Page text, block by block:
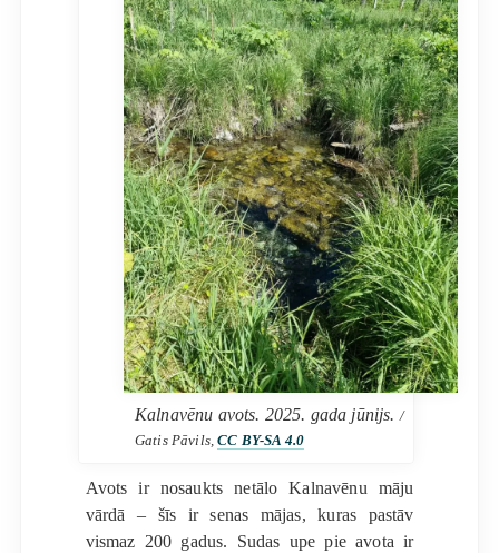
Kalnavēnu avots. 2025. gada jūnijs. /
Gatis Pāvils,CC BY-SA 4.0
Avots ir nosaukts netālo Kalnavēnu māju
vārdā – šīs ir senas mājas, kuras pastāv
vismaz 200 gadus. Sudas upe pie avota ir